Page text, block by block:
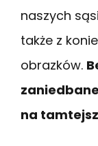
naszych
także z
obrazków.
na